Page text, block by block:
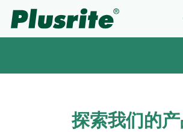
探索我们的